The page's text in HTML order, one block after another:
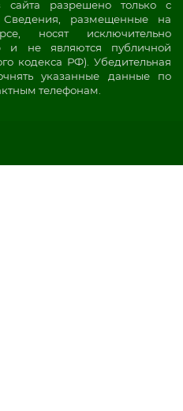
сайта разрешено только с
Сведения, размещенные на
носят исключительно
и не являются публичной
кодекса РФ). Убедительная
указанные данные по
телефонам.